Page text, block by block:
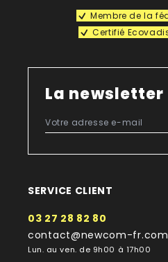
Membre de la
Certifié Ecovadis
La newsletter
SERVICE CLIENT
03 27 28 82 80
contact@newcom-fr.com
Lun. au ven. de 9h00 à 17h00